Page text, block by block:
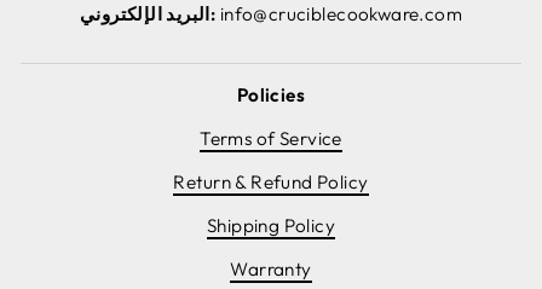
البريد الإلكتروني: info@cruciblecookware.com
Policies
Terms of Service
Return & Refund Policy
Shipping Policy
Warranty